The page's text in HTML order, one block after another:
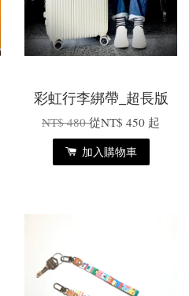
彩虹行李綁帶_超長版
NT$ 480從NT$ 450 起
加入購物車